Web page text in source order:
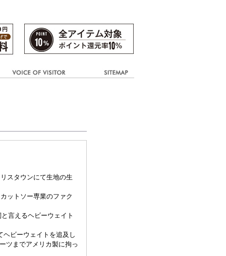
スタウンにて生地の生
ットソー専業のファク
言えるヘビーウェイト
ヘビーウェイトを追及し
ツまでアメリカ製に拘っ